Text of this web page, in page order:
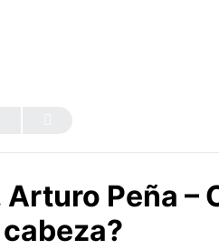
Arturo Peña –